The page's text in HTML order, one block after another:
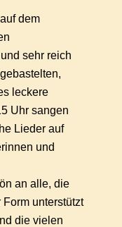
dem
sehr reich
leckere
Uhr sangen
Lieder auf
und
an alle, die
unterstützt
die vielen